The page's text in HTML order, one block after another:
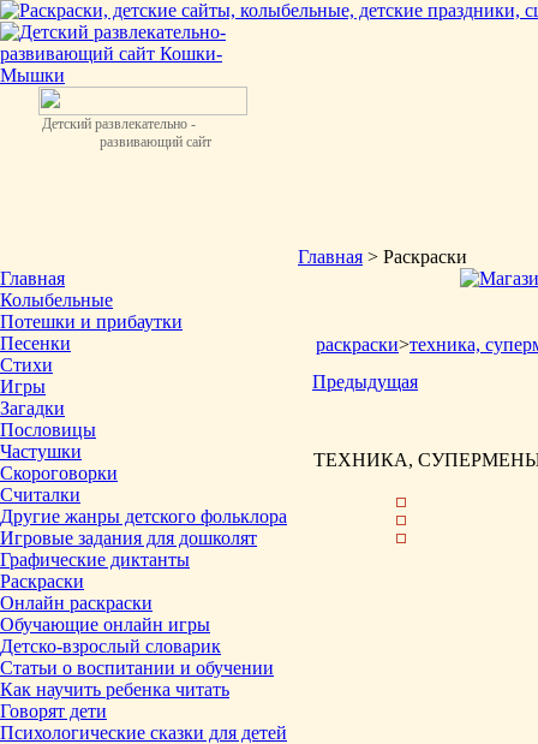
Детский развлекательно -
развивающий сайт
Главная
Колыбельные
Потешки и прибаутки
Песенки
Стихи
Игры
Загадки
Пословицы
Частушки
Скороговорки
Считалки
Другие жанры детского фольклора
Игровые задания для дошколят
Графические диктанты
Раскраски
Онлайн раскраски
Обучающие онлайн игры
Детско-взрослый словарик
Статьи о воспитании и обучении
Как научить ребенка читать
Говорят дети
Психологические сказки для детей
Главная > Раскраски
раскраски>техника,
Предыдущая
ТЕХНИКА,